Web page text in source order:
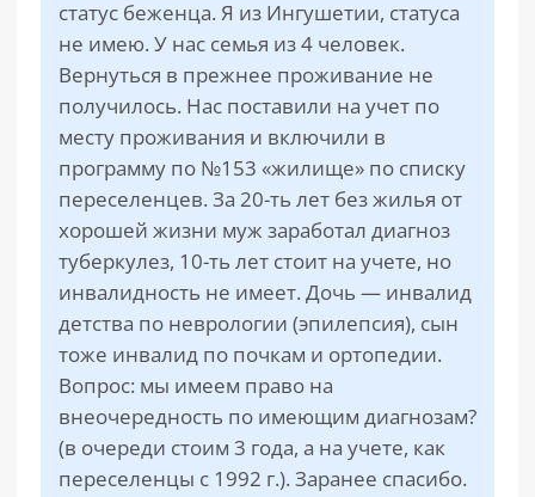
статус беженца. Я из Ингушетии, статуса
не имею. У нас семья из 4 человек.
Вернуться в прежнее проживание не
получилось. Нас поставили на учет по
месту проживания и включили в
программу по №153 «жилище» по списку
переселенцев. За 20-ть лет без жилья от
хорошей жизни муж заработал диагноз
туберкулез, 10-ть лет стоит на учете, но
инвалидность не имеет. Дочь — инвалид
детства по неврологии (эпилепсия), сын
тоже инвалид по почкам и ортопедии.
Вопрос: мы имеем право на
внеочередность по имеющим диагнозам?
(в очереди стоим 3 года, а на учете, как
переселенцы с 1992 г.). Заранее спасибо.